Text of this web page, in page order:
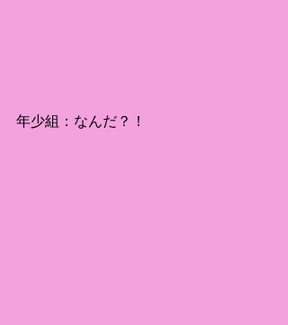
年少組：なんだ？！